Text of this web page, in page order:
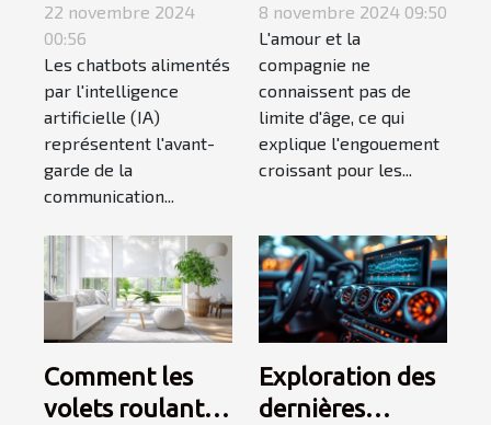
sur l'IA peuvent
révolutionner la
communication
numérique
22 novembre 2024
00:56
Les chatbots alimentés
par l'intelligence
artificielle (IA)
représentent l'avant-
garde de la
communication...
fonctionnalités
des plateformes
de rencontres
pour séniors
8 novembre 2024 09:50
L'amour et la
compagnie ne
connaissent pas de
limite d'âge, ce qui
explique l'engouement
croissant pour les...
Comment les
volets roulants
Exploration des
dernières